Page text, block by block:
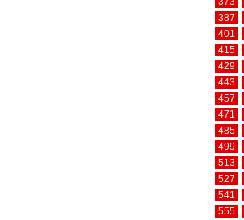
387
401
415
429
443
457
471
485
499
513
527
541
555